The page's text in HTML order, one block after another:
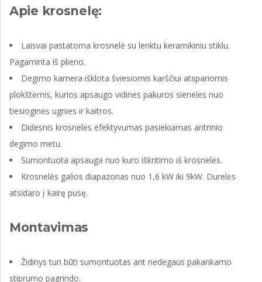
Apie krosnelę:
Laisvai pastatoma krosnelė su lenktu keramikiniu stiklu.
Pagaminta iš plieno.
Degimo kamera išklota šviesiomis karščiui atspariomis
plokštėmis, kurios apsaugo vidines pakuros sieneles nuo
tiesioginės ugnies ir kaitros.
Didesnis krosnelės efektyvumas pasiekiamas antrinio
degimo metu.
Sumontuota apsauga nuo kuro iškritimo iš krosnelės.
Krosnelės galios diapazonas nuo 1,6 kW iki 9kW. Durelės
atsidaro į kairę pusę.
Montavimas
Židinys turi būti sumontuotas ant nedegaus pakankamo
stiprumo pagrindo.